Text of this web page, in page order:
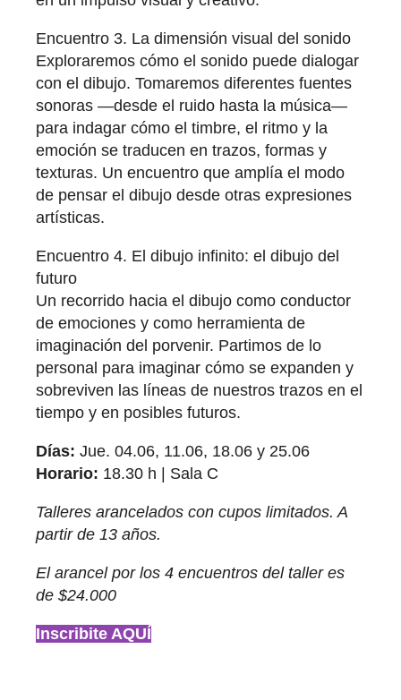
Encuentro 3. La dimensión visual del sonido
Exploraremos cómo el sonido puede dialogar
con el dibujo. Tomaremos diferentes fuentes
sonoras —desde el ruido hasta la música—
para indagar cómo el timbre, el ritmo y la
emoción se traducen en trazos, formas y
texturas. Un encuentro que amplía el modo
de pensar el dibujo desde otras expresiones
artísticas.
Encuentro 4. El dibujo infinito: el dibujo del
futuro
Un recorrido hacia el dibujo como conductor
de emociones y como herramienta de
imaginación del porvenir. Partimos de lo
personal para imaginar cómo se expanden y
sobreviven las líneas de nuestros trazos en el
tiempo y en posibles futuros.
Días: Jue. 04.06, 11.06, 18.06 y 25.06
Horario: 18.30 h | Sala C
Talleres arancelados con cupos limitados. A
partir de 13 años.
El arancel por los 4 encuentros del taller es
de $24.000
Inscribite AQUÍ